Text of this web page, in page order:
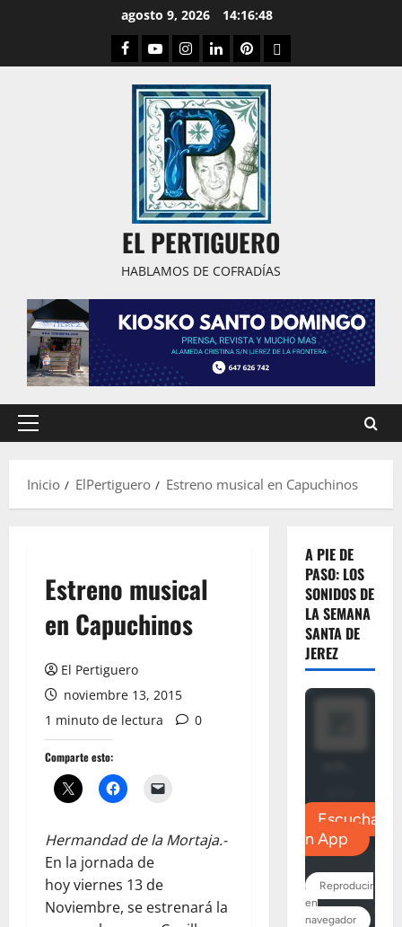
agosto 9, 2026 14:16:49
Facebook
YoutubeInstagram
LinkedPinterestDribbble
EL PERTIGUERO
HABLAMOS DE COFRADÍAS
Menú
Inicio
ElPertiguero Estreno musical en Capuchinos
Estreno musical
en Capuchinos
El Pertiguero
noviembre 13, 2015
1 minuto de lectura
0
Comparte esto:
Hermandad de la Mortaja.-
En la jornada de
hoy viernes 13 de
Noviembre, se estrenará la
A PIE DE
PASO: LOS
SONIDOS DE
LA SEMANA
SANTA DE
JEREZ